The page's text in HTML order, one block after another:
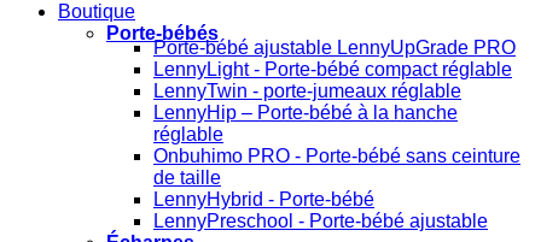
Boutique
Porte-bébés
Porte-bébé ajustable LennyUpGrade PRO
LennyLight - Porte-bébé compact réglable
LennyTwin - porte-jumeaux réglable
LennyHip – Porte-bébé à la hanche
réglable
Onbuhimo PRO - Porte-bébé sans ceinture
de taille
LennyHybrid - Porte-bébé
LennyPreschool - Porte-bébé ajustable